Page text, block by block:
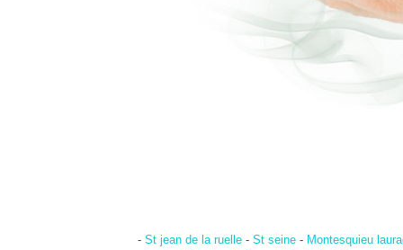
- St jean de la ruelle- St seine- Montesquieu